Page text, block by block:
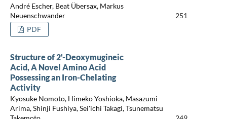
André Escher, Beat Übersax, Markus
Neuenschwander
251
PDF
Structure of 2'-Deoxymugineic
Acid, A Novel Amino Acid
Possessing an Iron-Chelating
Activity
Kyosuke Nomoto, Himeko Yoshioka, Masazumi
Arima, Shinji Fushiya, Sei'ichi Takagi, Tsunematsu